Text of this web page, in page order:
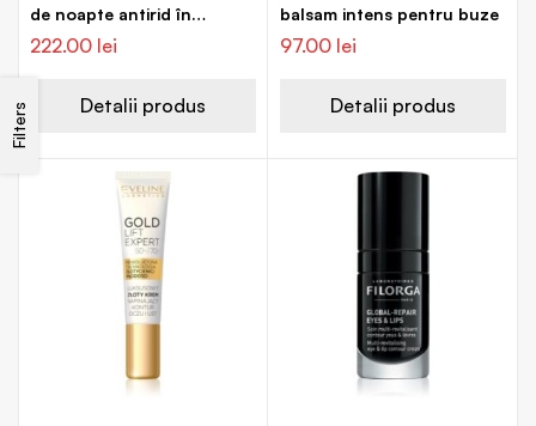
Filters
de noapte antirid în
capsule pentru zona din
222.00 lei
Detalii produs
balsam intens pentru buze
97.00 lei
Detalii produs